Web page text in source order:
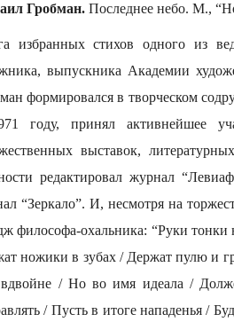
Гробман. Последнее небо. М.,
избранных стихов одного из
выпускника Академии
формировался в творческом
году, принял активнейшее
выставок,
редактировал журнал
“Зеркало”. И, несмотря на
философа-охальника: “Руки
ножики в зубах / Держат пулю и
/ Но во имя идеала /
/ Пусть в итоге нападенья /